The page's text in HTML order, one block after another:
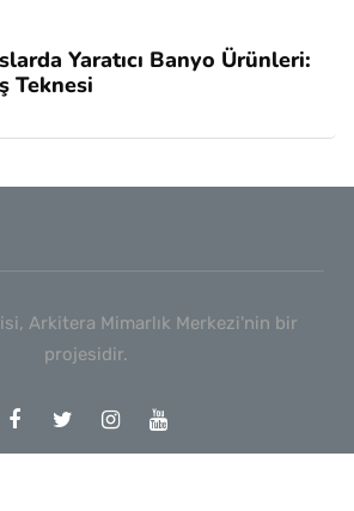
Yaratıcı Banyo Ürünleri:
Teknesi
Arkitera Mimarlık Merkezi'nin bir
projesidir.